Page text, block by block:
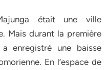
était une ville
Mais durant la première
enregistré une baisse
En l’espace de